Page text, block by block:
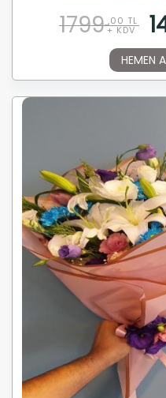
1799 ,00 TL
+ KDV
HEMEN